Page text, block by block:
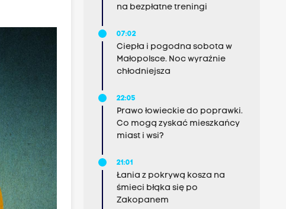
na bezpłatne treningi
07:02
Ciepła i pogodna sobota w
Małopolsce. Noc wyraźnie
chłodniejsza
22:05
Prawo łowieckie do poprawki.
Co mogą zyskać mieszkańcy
miast i wsi?
21:01
Łania z pokrywą kosza na
śmieci błąka się po
Zakopanem